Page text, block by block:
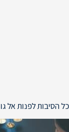
כל הסיבות לפנות אל